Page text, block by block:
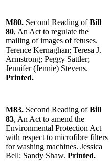
M80. Second Reading ofBill
80, An Act to regulate the
mailing of images of fetuses.
Terence Kernaghan; Teresa J.
Armstrong; Peggy Sattler;
Jennifer (Jennie) Stevens.
Printed.
M83. Second Reading ofBill
83, An Act to amend the
Environmental Protection Act
with respect to microfibre filters
for washing machines. Jessica
Bell; Sandy Shaw. Printed.